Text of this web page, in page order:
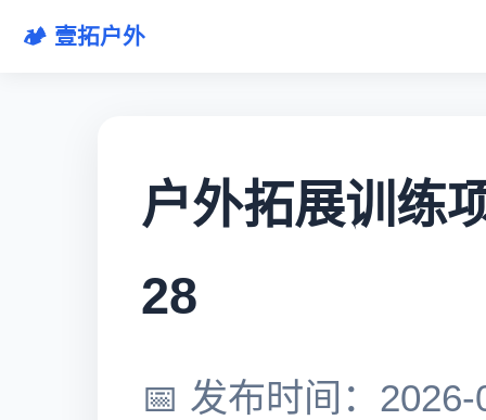
🏕️ 壹拓户外
户外拓展训练
28
📅 发布时间：